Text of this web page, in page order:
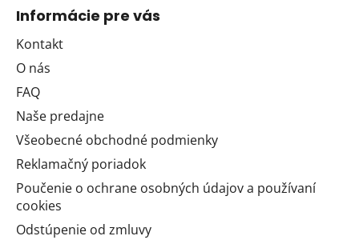
Informácie pre vás
Kontakt
O nás
FAQ
Naše predajne
Všeobecné obchodné podmienky
Reklamačný poriadok
Poučenie o ochrane osobných údajov a používaní
cookies
Odstúpenie od zmluvy